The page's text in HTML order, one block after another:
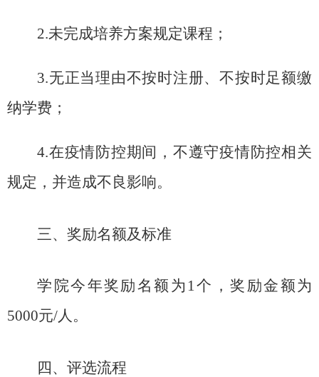
2.未完成培养方案规定课程；
3.无正当理由不按时注册、不按时足额缴
纳学费；
4.在疫情防控期间，不遵守疫情防控相关
规定，并造成不良影响。
三、奖励名额及标准
学院今年奖励名额为 1个，奖励金额为
5000元/人。
四、评选流程